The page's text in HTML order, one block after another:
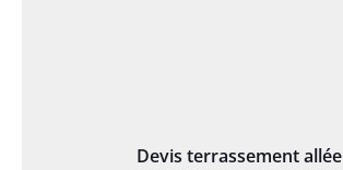
Devis terrassement allée